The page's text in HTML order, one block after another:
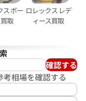
ス デイデイト 40
字盤
ス ボー
取
ロレックス レデ
ィース買取
確認する
相場を確認する